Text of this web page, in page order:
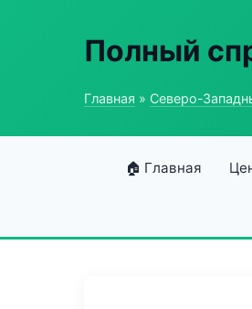
Полный
Главная » Северо-
🏠 Главная